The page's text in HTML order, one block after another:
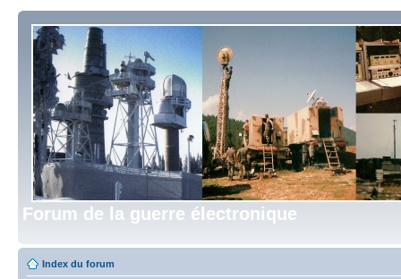
Forum de la guerre électronique
Index du forum